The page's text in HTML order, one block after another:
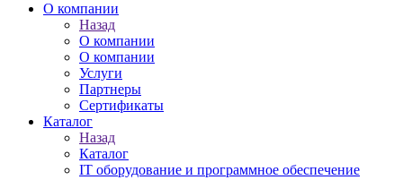
О компании
Назад
О компании
О компании
Услуги
Партнеры
Сертификаты
Каталог
Назад
Каталог
IT оборудование и программное обеспечение